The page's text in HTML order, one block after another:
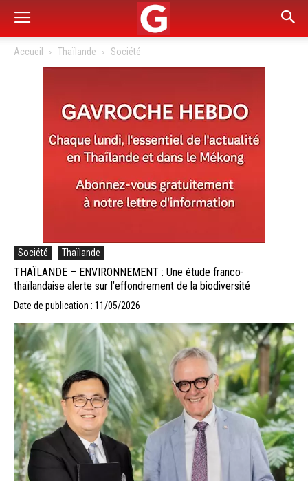
Accueil Thaïlande Société
Société Thaïlande
THAÏLANDE – ENVIRONNEMENT : Une étude franco-
thaïlandaise alerte sur l’effondrement de la biodiversité
Date de publication : 11/05/2026